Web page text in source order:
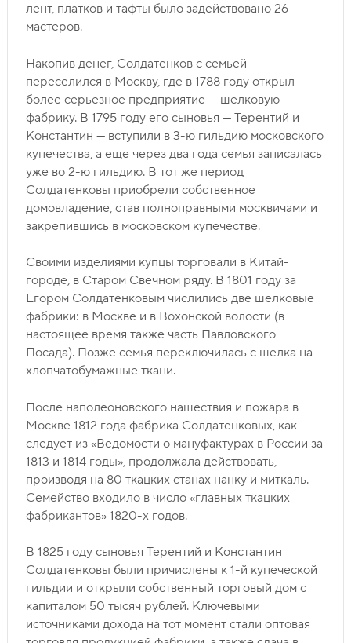
лент, платков и тафты было задействовано 26
мастеров.
Накопив денег, Солдатенков с семьей
переселился в Москву, где в 1788 году открыл
более серьезное предприятие — шелковую
фабрику. В 1795 году его сыновья — Терентий и
Константин — вступили в 3-ю гильдию московского
купечества, а еще через два года семья записалась
уже во 2-ю гильдию. В тот же период
Солдатенковы приобрели собственное
домовладение, став полноправными москвичами и
закрепившись в московском купечестве.
Своими изделиями купцы торговали в Китай-
городе, в Старом Свечном ряду. В 1801 году за
Егором Солдатенковым числились две шелковые
фабрики: в Москве и в Вохонской волости (в
настоящее время также часть Павловского
Посада). Позже семья переключилась с шелка на
хлопчатобумажные ткани.
После наполеоновского нашествия и пожара в
Москве 1812 года фабрика Солдатенковых, как
следует из «Ведомости о мануфактурах в России за
1813 и 1814 годы», продолжала действовать,
производя на 80 ткацких станах нанку и миткаль.
Семейство входило в число «главных ткацких
фабрикантов» 1820-х годов.
В 1825 году сыновья Терентий и Константин
Солдатенковы были причислены к 1-й купеческой
гильдии и открыли собственный торговый дом с
капиталом 50 тысяч рублей. Ключевыми
источниками дохода на тот момент стали оптовая